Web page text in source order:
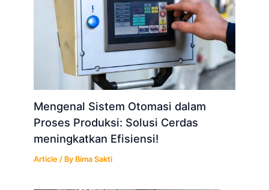
Mengenal Sistem Otomasi dalam
Proses Produksi: Solusi Cerdas
meningkatkan Efisiensi!
Article / By Bima Sakti